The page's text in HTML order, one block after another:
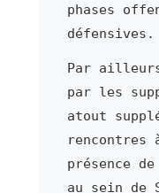
phases
défensives.
Par
par les
atout
présence
au sein de